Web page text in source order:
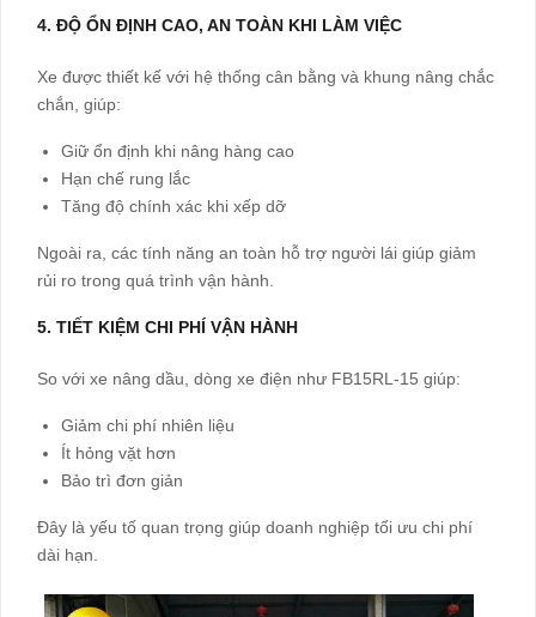
4. ĐỘ ỔN ĐỊNH CAO, AN TOÀN KHI LÀM VIỆC
Xe được thiết kế với hệ thống cân bằng và khung nâng chắc
chắn, giúp:
Giữ ổn định khi nâng hàng cao
Hạn chế rung lắc
Tăng độ chính xác khi xếp dỡ
Ngoài ra, các tính năng an toàn hỗ trợ người lái giúp giảm
rủi ro trong quá trình vận hành.
5. TIẾT KIỆM CHI PHÍ VẬN HÀNH
So với xe nâng dầu, dòng xe điện như FB15RL-15 giúp:
Giảm chi phí nhiên liệu
Ít hỏng vặt hơn
Bảo trì đơn giản
Đây là yếu tố quan trọng giúp doanh nghiệp tối ưu chi phí
dài hạn.